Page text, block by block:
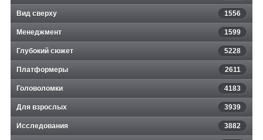
Вид сверху 1556
Менеджмент 1599
Глубокий сюжет 5228
Платформеры 2611
Головоломки 4183
Для взрослых 3939
Исследования 3882